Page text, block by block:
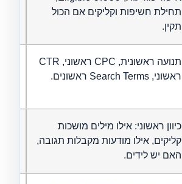
תחילת חשיפות וקליקים אם הכול
תקין.
תנועה ראשונית, CPC ראשוני, CTR
ראשוני, Search Terms ראשונים.
כיוון ראשוני: אילו מילים מושכות
קליקים, אילו מודעות מקבלות תגובה,
האם יש לידים.